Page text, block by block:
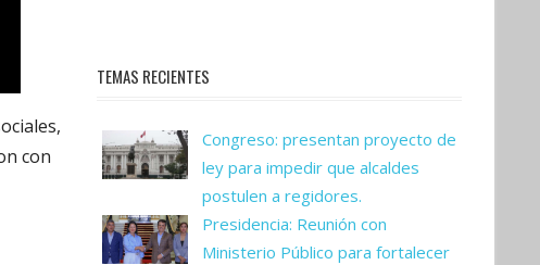
con
TEMAS RECIENTES
Congreso: presentan proyecto de
ley para impedir que alcaldes
postulen a regidores.
Presidencia: Reunión con
Ministerio Público para fortalecer